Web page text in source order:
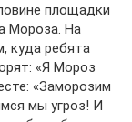
площадки
Мороза. На
куда ребята
«Я Мороз
«Заморозим
мы угроз! И